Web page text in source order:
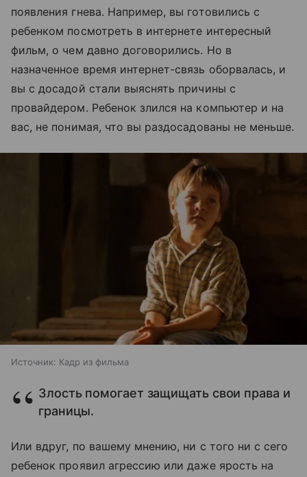
появления гнева. Например, вы готовились с
ребенком посмотреть в интернете интересный
фильм, о чем давно договорились. Но в
назначенное время интернет-связь оборвалась, и
вы с досадой стали выяснять причины с
провайдером. Ребенок злился на компьютер и на
вас, не понимая, что вы раздосадованы не меньше.
Источник: Кадр из фильма
Злость помогает защищать свои права и
границы.
Или вдруг, по вашему мнению, ни с того ни с сего
ребенок проявил агрессию или даже ярость на